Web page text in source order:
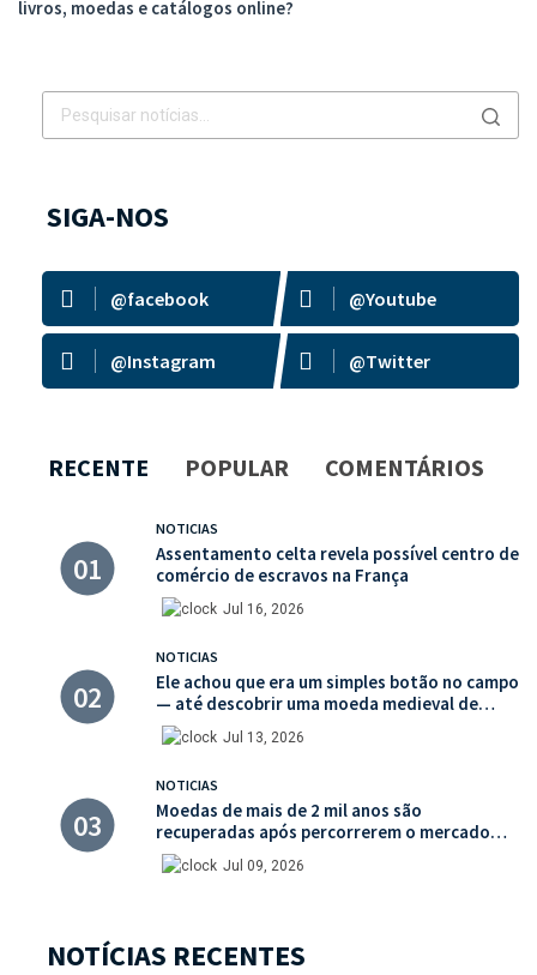
livros, moedas e catálogos online?
SIGA-NOS
@facebook @Youtube
@Instagram @Twitter
RECENTE POPULAR COMENTÁRIOS
NOTICIAS
Assentamento celta revela possível centro de
comércio de escravos na França
Jul 16, 2026
NOTICIAS
Ele achou que era um simples botão no campo
— até descobrir uma moeda medieval de
valor histórico incalculável
Jul 13, 2026
NOTICIAS
Moedas de mais de 2 mil anos são
recuperadas após percorrerem o mercado
ilegal de antiguidades
Jul 09, 2026
NOTÍCIAS RECENTES